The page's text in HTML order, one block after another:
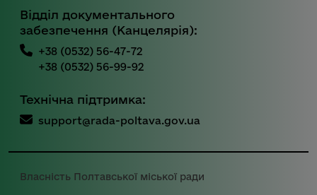
Відділ документального
забезпечення (Канцелярія):
+38 (0532) 56-47-72
+38 (0532) 56-99-92
Технічна підтримка:
support@rada-poltava.gov.ua
Власність Полтавської міської ради